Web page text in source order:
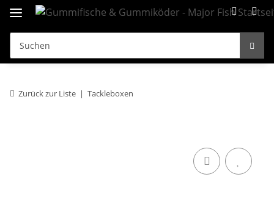
Zurück zur Liste Tackleboxen